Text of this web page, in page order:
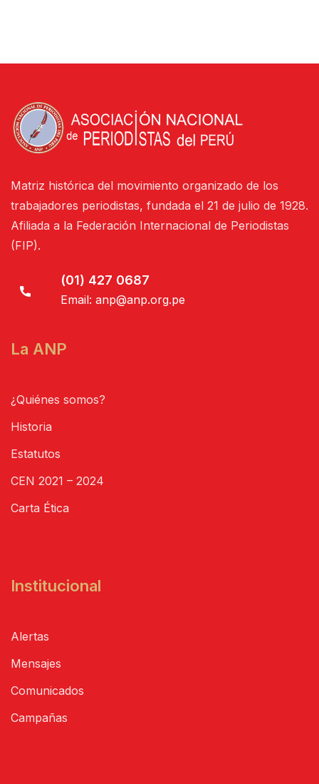
Matriz histórica del movimiento organizado de los
trabajadores periodistas, fundada el 21 de julio de 1928.
Afiliada a la Federación Internacional de Periodistas
(FIP).
(01) 427 0687
Email: anp@anp.org.pe
La ANP
¿Quiénes somos?
Historia
Estatutos
CEN 2021 – 2024
Carta Ética
Institucional
Alertas
Mensajes
Comunicados
Campañas